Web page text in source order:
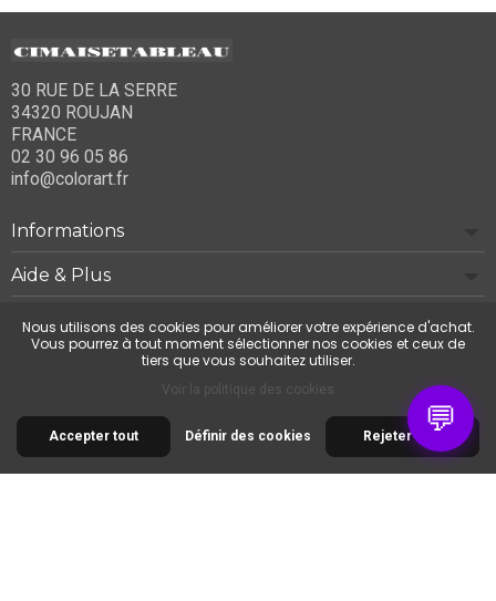
30 RUE DE LA SERRE
34320 ROUJAN
FRANCE
02 30 96 05 86
info@colorart.fr
Informations
Aide & Plus
Notre société
Contactez-nous
💬
© 2026 Cimaise Tableau. Tous droits réservés.
Nous utilisons des cookies pour améliorer votre expérience d'achat.
Vous pourrez à tout moment sélectionner nos cookies et ceux de
tiers que vous souhaitez utiliser.
Voir la politique des cookies
Accepter tout Rejeter tout
Définir des cookies